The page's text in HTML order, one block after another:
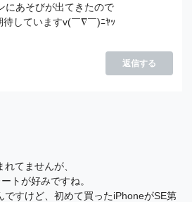
にあそびが出てきたので
していますv(￣∇￣)ﾆﾔｯ
返信する
てませんが、
トが好みですね。
ですけど、初めて買ったiPhoneがSE第